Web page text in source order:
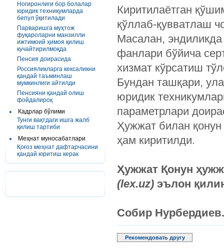
Ногиронлиги бор болалар
юридик техникумларда
бепул ўқитилади
Парваришга муҳтож
фуқароларни манзилли
ижтимоий ҳимоя қилиш
кучайтирилмоқда
Пенсия доирасида
Россияликларга кексаликни
қандай таъминлаш
мумкинлиги айтилди
Пенсияни қандай олиш
фойдалироқ
Кадрлар бўлими
Тунги вақтдаги ишга жалб
қилиш тартиби
Меҳнат муносабатлари
Қоғоз меҳнат дафтарчасини
қандай юритиш керак
Киритилаётган
қўллаб-қувватлаш
Масалан,
фанлари бўйича
хизмат кўрсатиш
Бундан ташқари,
юридик
параметрлари
Ҳужжат билан
ҳам киритилди.
Ҳужжат Қонун
(lex.uz) эълон
Собир Нурбердиев.
Рекомендовать другу